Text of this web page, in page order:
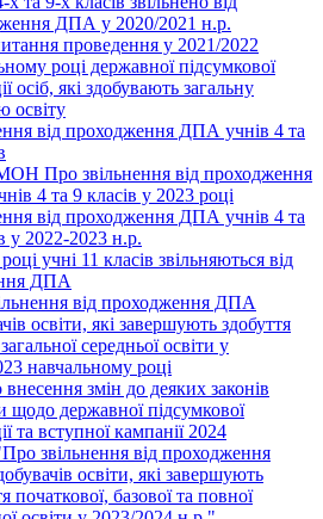
ДПА у 2020/2021 н.р.
проведення у 2021/2022
році державної підсумкової
осіб, які здобувають загальну
освіту
від проходження ДПА учнів 4 та
Про звільнення від проходження
4 та 9 класів у 2023 році
від проходження ДПА учнів 4 та
у 2022-2023 н.р.
учні 11 класів звільняються від
ДПА
від проходження ДПА
освіти, які завершують здобуття
середньої освіти у
навчальному році
змін до деяких законів
щодо державної підсумкової
та вступної кампанії 2024
звільнення від проходження
освіти, які завершують
початкової, базової та повної